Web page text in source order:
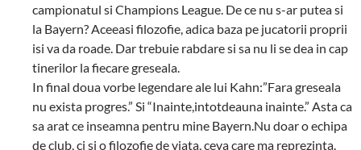
campionatul si Champions League. De ce nu s-ar putea si
la Bayern? Aceeasi filozofie, adica baza pe jucatorii proprii
isi va da roade. Dar trebuie rabdare si sa nu li se dea in cap
tinerilor la fiecare greseala.
In final doua vorbe legendare ale lui Kahn:”Fara greseala
nu exista progres.” Si “Inainte,intotdeauna inainte.” Asta ca
sa arat ce inseamna pentru mine Bayern.Nu doar o echipa
de club, ci si o filozofie de viata, ceva care ma reprezinta.